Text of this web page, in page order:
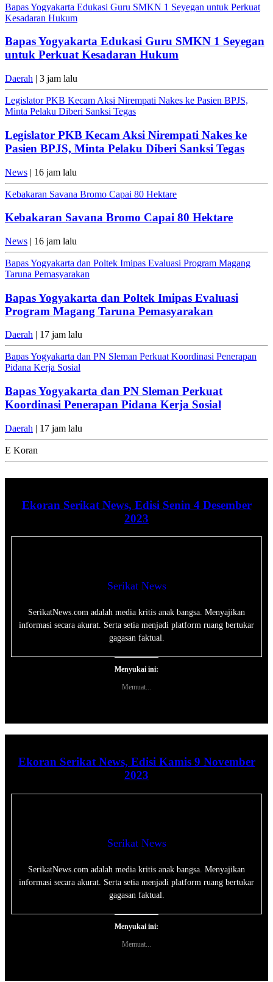
Bapas Yogyakarta Edukasi Guru SMKN 1 Seyegan untuk Perkuat
Kesadaran Hukum
Bapas Yogyakarta Edukasi Guru SMKN 1 Seyegan
untuk Perkuat Kesadaran Hukum
Daerah | 3 jam lalu
Legislator PKB Kecam Aksi Nirempati Nakes ke Pasien BPJS,
Minta Pelaku Diberi Sanksi Tegas
Legislator PKB Kecam Aksi Nirempati Nakes ke
Pasien BPJS, Minta Pelaku Diberi Sanksi Tegas
News | 16 jam lalu
Kebakaran Savana Bromo Capai 80 Hektare
Kebakaran Savana Bromo Capai 80 Hektare
News | 16 jam lalu
Bapas Yogyakarta dan Poltek Imipas Evaluasi Program Magang
Taruna Pemasyarakan
Bapas Yogyakarta dan Poltek Imipas Evaluasi
Program Magang Taruna Pemasyarakan
Daerah | 17 jam lalu
Bapas Yogyakarta dan PN Sleman Perkuat Koordinasi Penerapan
Pidana Kerja Sosial
Bapas Yogyakarta dan PN Sleman Perkuat
Koordinasi Penerapan Pidana Kerja Sosial
Daerah | 17 jam lalu
E Koran
Ekoran Serikat News, Edisi Senin 4 Desember
2023
Serikat News
SerikatNews.com adalah media kritis anak bangsa. Menyajikan
informasi secara akurat. Serta setia menjadi platform ruang bertukar
gagasan faktual.
Menyukai ini:
Memuat...
Ekoran Serikat News, Edisi Kamis 9 November
2023
Serikat News
SerikatNews.com adalah media kritis anak bangsa. Menyajikan
informasi secara akurat. Serta setia menjadi platform ruang bertukar
gagasan faktual.
Menyukai ini:
Memuat...